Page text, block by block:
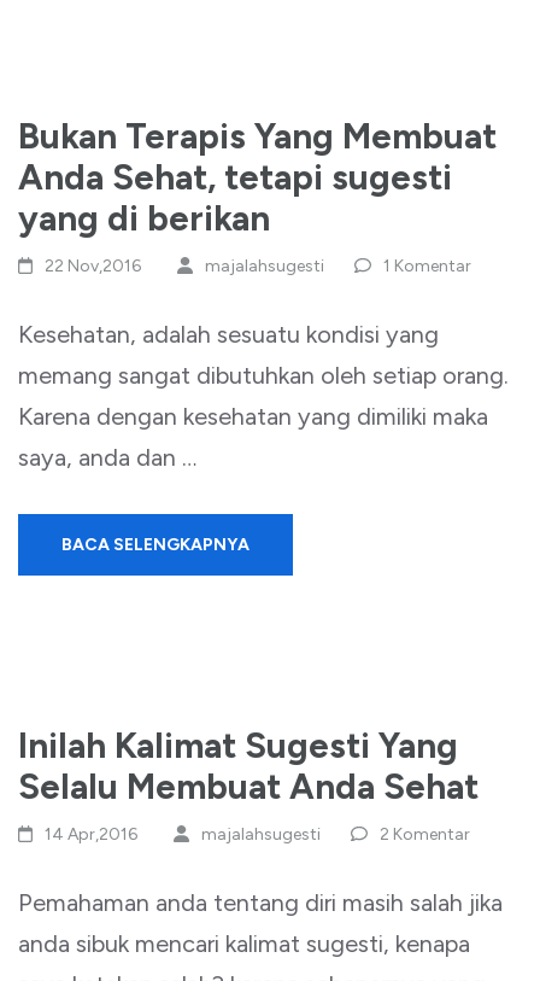
Bukan Terapis Yang Membuat
Anda Sehat, tetapi sugesti
yang di berikan
22 Nov,2016 majalahsugesti 1 Komentar
Kesehatan, adalah sesuatu kondisi yang
memang sangat dibutuhkan oleh setiap orang.
Karena dengan kesehatan yang dimiliki maka
saya, anda dan …
BACA SELENGKAPNYA
Inilah Kalimat Sugesti Yang
Selalu Membuat Anda Sehat
14 Apr,2016 majalahsugesti 2 Komentar
Pemahaman anda tentang diri masih salah jika
anda sibuk mencari kalimat sugesti, kenapa